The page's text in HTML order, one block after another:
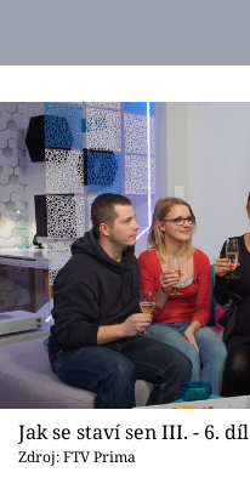
Jak se staví sen III. - 6.
Zdroj: FTV Prima